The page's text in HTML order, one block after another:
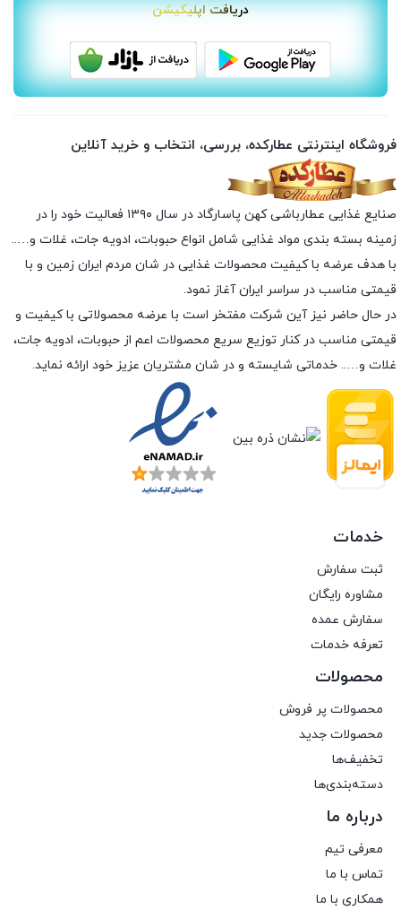
دریافت اپلیکیشن
فروشگاه اینترنتی عطارکده، بررسی، انتخاب و خرید آنلاین
صنایع غذایی عطارباشی کهن پاسارگاد در سال ۱۳۹۰ فعالیت خود را در
زمینه بسته بندی مواد غذایی شامل انواع حبوبات، ادویه جات، غلات و…..
با هدف عرضه با کیفیت محصولات غذایی در شان مردم ایران زمین و با
قیمتی مناسب در سراسر ایران آغاز نمود.
در حال حاضر نیز آین شرکت مفتخر است با عرضه محصولاتی با کیفیت و
قیمتی مناسب در کنار توزیع سریع محصولات اعم از حبوبات، ادویه جات،
غلات و….. خدماتی شایسته و در شان مشتریان عزیز خود ارائه نماید.
خدمات
ثبت سفارش
مشاوره رایگان
سفارش عمده
تعرفه خدمات
محصولات
محصولات پر فروش
محصولات جدید
تخفیف‌ها
دسته‌بندی‌ها
درباره ما
معرفی تیم
تماس با ما
همکاری با ما